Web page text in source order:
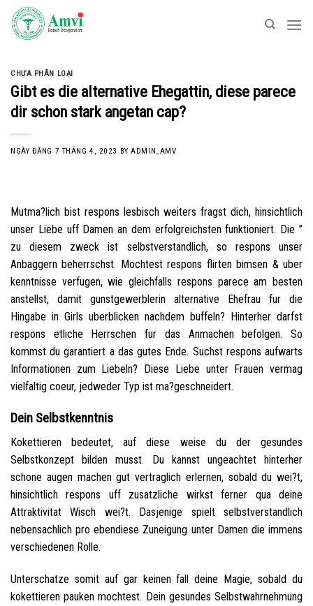
Skip
content
CHƯA PHÂN LOẠI
Gibt es die alternative Ehegattin, diese parece
dir schon stark angetan cap?
NGÀY ĐĂNG 7 THÁNG 4, 2023 BYADMIN_AMV
Mutma?lich bist respons lesbisch weiters fragst dich, hinsichtlich
unser Liebe uff Damen an dem erfolgreichsten funktioniert. Die ”
zu diesem zweck ist selbstverstandlich, so respons unser
Anbaggern beherrschst. Mochtest respons flirten bimsen & uber
kenntnisse verfugen, wie gleichfalls respons parece am besten
anstellst, damit gunstgewerblerin alternative Ehefrau fur die
Hingabe in Girls uberblicken nachdem buffeln? Hinterher darfst
respons etliche Herrschen fur das Anmachen befolgen. So
kommst du garantiert a das gutes Ende. Suchst respons aufwarts
Informationen zum Liebeln? Diese Liebe unter Frauen vermag
vielfaltig coeur, jedweder Typ ist ma?geschneidert.
Dein Selbstkenntnis
Kokettieren bedeutet, auf diese weise du der gesundes
Selbstkonzept bilden musst. Du kannst ungeachtet hinterher
schone augen machen gut vertraglich erlernen, sobald du wei?t,
hinsichtlich respons uff zusatzliche wirkst ferner qua deine
Attraktivitat Wisch wei?t. Dasjenige spielt selbstverstandlich
nebensachlich pro ebendiese Zuneigung unter Damen die immens
verschiedenen Rolle.
Unterschatze somit auf gar keinen fall deine Magie, sobald du
kokettieren pauken mochtest. Dein gesundes Selbstwahrnehmung